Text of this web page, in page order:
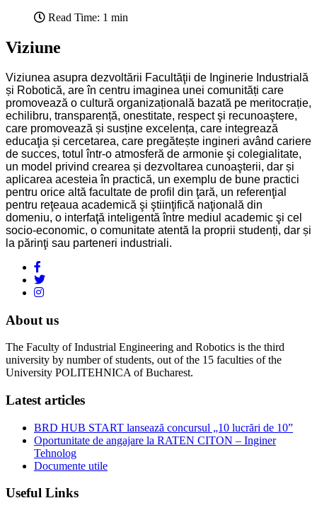
Read Time: 1 min
Viziune
Viziunea asupra dezvoltării Facultăţii de Inginerie Industrială
și Robotică, are în centru imaginea unei comunități care
promovează o cultură organizațională bazată pe meritocrație,
echilibru, transparență, onestitate, respect şi recunoaştere,
care promovează și susține excelența, care integrează
educaţia și cercetarea, care pregătește ingineri având cariere
de succes, totul într-o atmosferă de armonie şi colegialitate,
un model privind crearea și dezvoltarea cunoaşterii, dar și
aplicarea acesteia în practică, un exemplu de bune practici
pentru orice altă facultate de profil din ţară, un referenţial
pentru reţeaua academică şi ştiinţifică naţională din
domeniu, o interfaţă inteligentă între mediul academic şi cel
socio-economic, o comunitate atentă la proprii studenți, dar și
la părinţi sau parteneri industriali.
About us
The Faculty of Industrial Engineering and Robotics is the third
university by number of students, out of the 15 faculties of the
University POLITEHNICA of Bucharest.
Latest articles
BRD HUB START lansează concursul „10 lucrări de 10”
Oportunitate de angajare la RATEN CITON – Inginer
Tehnolog
Documente utile
Useful Links